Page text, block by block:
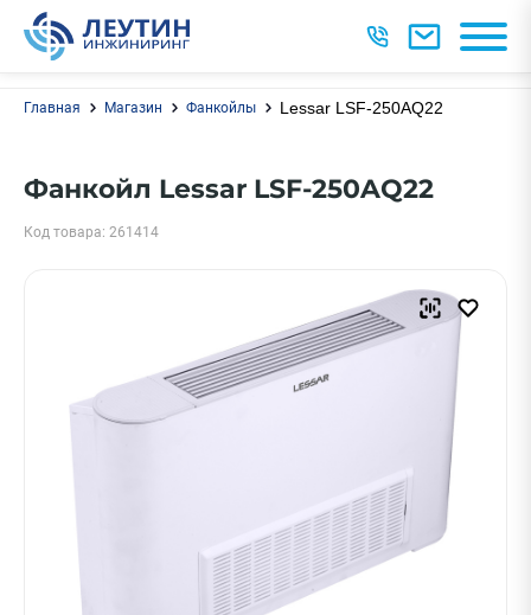
Главная Магазин Фанкойлы Lessar LSF-250AQ22
Фанкойл Lessar LSF-250AQ22
Код товара: 261414